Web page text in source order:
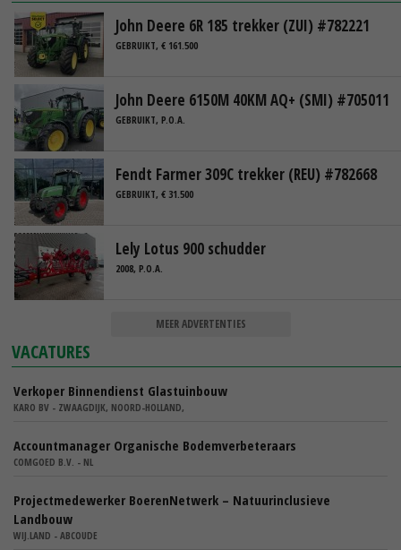
John Deere 6R 185 trekker (ZUI) #782221
GEBRUIKT, € 161.500
John Deere 6150M 40KM AQ+ (SMI) #705011
GEBRUIKT, P.O.A.
Fendt Farmer 309C trekker (REU) #782668
GEBRUIKT, € 31.500
Lely Lotus 900 schudder
2008, P.O.A.
MEER ADVERTENTIES
VACATURES
Verkoper Binnendienst Glastuinbouw
KARO BV - ZWAAGDIJK, NOORD-HOLLAND,
Accountmanager Organische Bodemverbeteraars
COMGOED B.V. - NL
Projectmedewerker BoerenNetwerk – Natuurinclusieve
Landbouw
WIJ.LAND - ABCOUDE